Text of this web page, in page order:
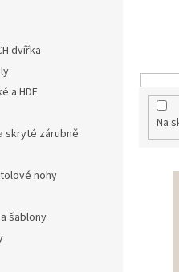
dvířka
a HDF
skryté zárubně
nohy
šablony
u
Na